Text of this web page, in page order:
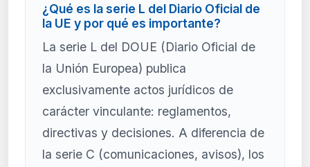
¿Qué es la serie L del Diario Oficial de
la UE y por qué es importante?
La serie L del DOUE (Diario Oficial de
la Unión Europea) publica
exclusivamente actos jurídicos de
carácter vinculante: reglamentos,
directivas y decisiones. A diferencia de
la serie C (comunicaciones, avisos), los